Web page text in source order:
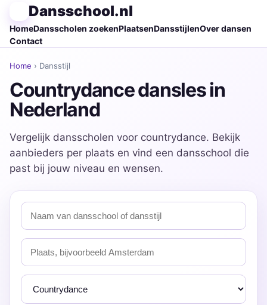
Dansschool.nl
HomeDansscholen zoekenPlaatsenDansstijlenOver dansen
Contact
Home › Dansstijl
Countrydance dansles in
Nederland
Vergelijk dansscholen voor countrydance. Bekijk
aanbieders per plaats en vind een dansschool die
past bij jouw niveau en wensen.